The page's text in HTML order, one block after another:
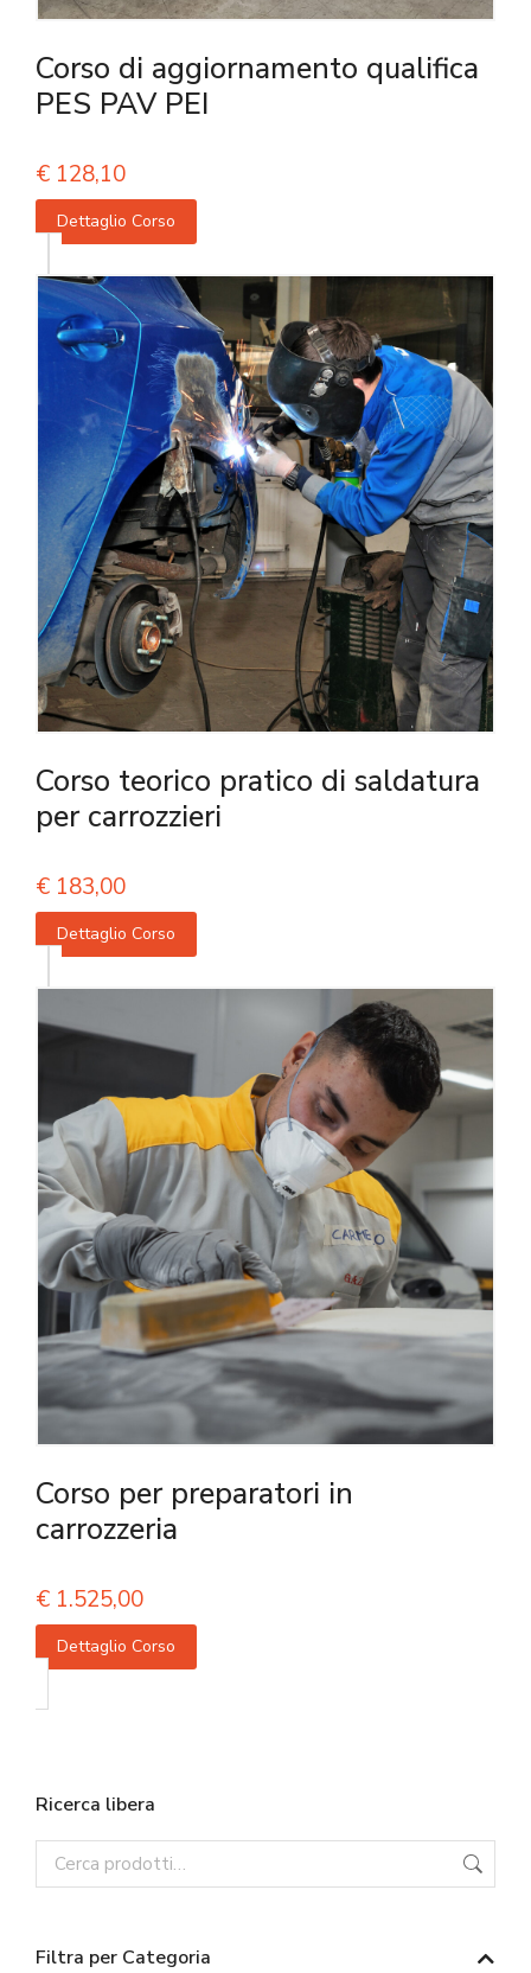
Corso di aggiornamento qualifica
PES PAV PEI
€ 128,10
Dettaglio Corso
Corso teorico pratico di saldatura
per carrozzieri
€ 183,00
Dettaglio Corso
Corso per preparatori in
carrozzeria
€ 1.525,00
Dettaglio Corso
Ricerca libera
Filtra per Categoria